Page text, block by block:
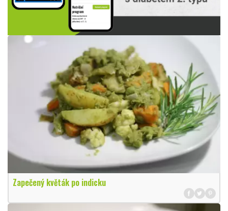
Zapečený květák po indicku